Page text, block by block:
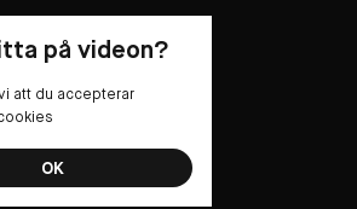
på videon?
att du accepterar
OK